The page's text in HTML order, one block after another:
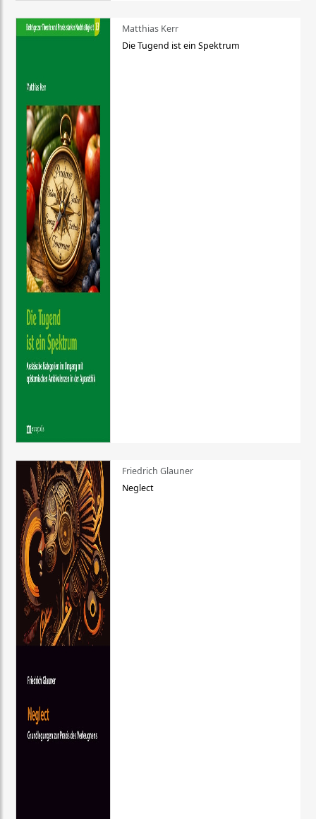
Matthias Kerr
Die Tugend ist ein Spektrum
Friedrich Glauner
Neglect